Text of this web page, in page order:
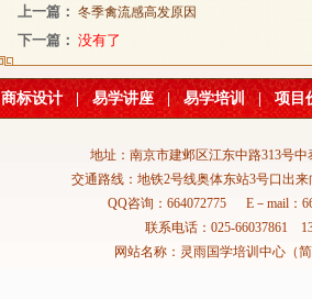
上一篇： 冬季禽流感高发原因
下一篇： 没有了
商标设计 | 易学讲座 | 易学培训 | 项目
地址：南京市建邺区江东中路313号中
交通路线：地铁2号线奥体东站3号口出来
QQ咨询：664072775 E－mail：
联系电话：025-66037861
网站名称：灵雨国学培训中心（简